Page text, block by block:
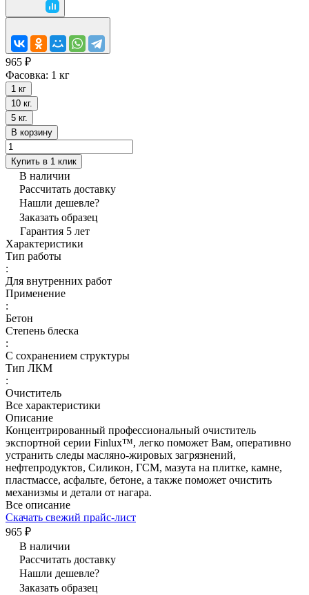
965 ₽
Фасовка: 1 кг
1 кг
10 кг.
5 кг.
В корзину
Купить в 1 клик
В наличии
Рассчитать доставку
Нашли дешевле?
Заказать образец
Гарантия 5 лет
Характеристики
Тип работы
:
Для внутренних работ
Применение
:
Бетон
Степень блеска
:
С сохранением структуры
Тип ЛКМ
:
Очиститель
Все характеристики
Описание
Концентрированный профессиональный очиститель
экспортной серии Finlux™, легко поможет Вам, оперативно
устранить следы масляно-жировых загрязнений,
нефтепродуктов, Силикон, ГСМ, мазута на плитке, камне,
пластмассе, асфальте, бетоне, а также поможет очистить
механизмы и детали от нагара.
Все описание
Скачать свежий прайс-лист
965 ₽
В наличии
Рассчитать доставку
Нашли дешевле?
Заказать образец